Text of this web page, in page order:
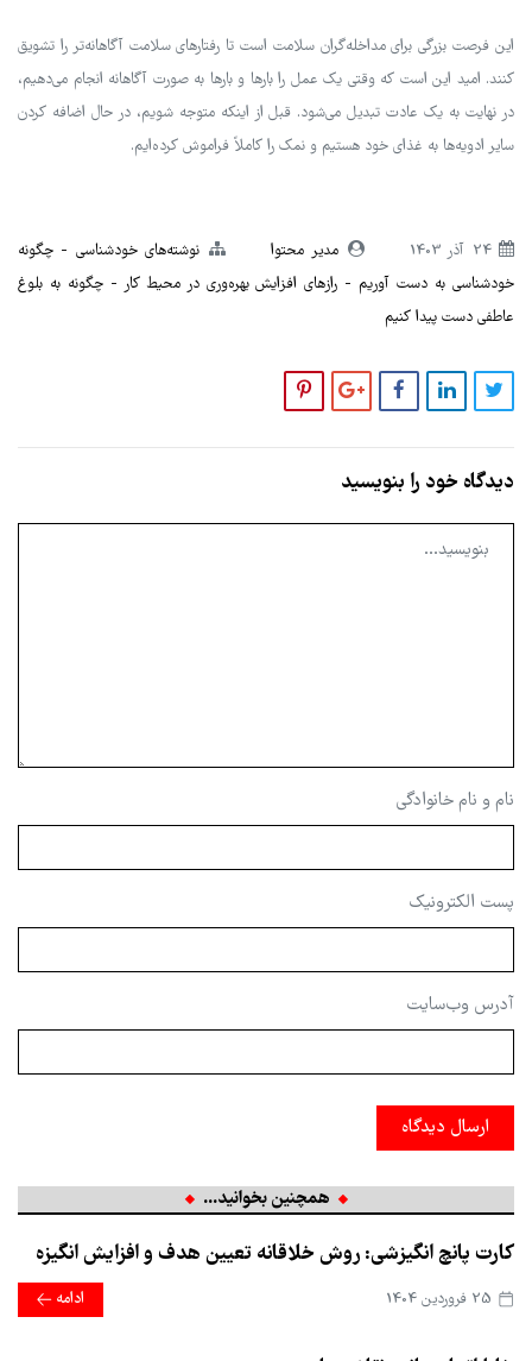
این فرصت بزرگی برای مداخله‌گران سلامت است تا رفتارهای سلامت آگاهانه‌تر را تشویق
کنند. امید این است که وقتی یک عمل را بارها و بارها به صورت آگاهانه انجام می‌دهیم،
در نهایت به یک عادت تبدیل می‌شود. قبل از اینکه متوجه شویم، در حال اضافه کردن
سایر ادویه‌ها به غذای خود هستیم و نمک را کاملاً فراموش کرده‌ایم.
24 آذر 1403 مدیر محتوا نوشته‌های خودشناسی
چگونه
خودشناسی به دست آوریم
رازهای افزایش بهره‌وری در محیط کار
چگونه به بلوغ
عاطفی دست پیدا کنیم
دیدگاه خود را بنویسید
نام و نام خانوادگی
پست الکترونیک
آدرس وب‌سایت
ارسال دیدگاه
همچنین بخوانید...
کارت پانچ انگیزشی: روش خلاقانه تعیین هدف و افزایش انگیزه
ادامه